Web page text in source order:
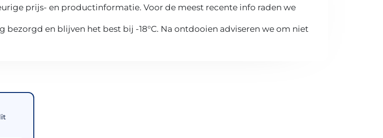
prijs- en productinformatie. Voor de meest recente info raden we
en blijven het best bij -18°C. Na ontdooien adviseren we om niet